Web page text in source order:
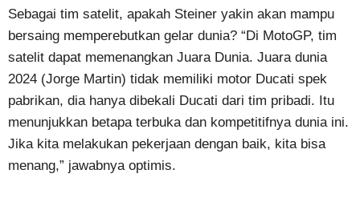
Sebagai tim satelit, apakah Steiner yakin akan mampu
bersaing memperebutkan gelar dunia? “Di MotoGP, tim
satelit dapat memenangkan Juara Dunia. Juara dunia
2024 (Jorge Martin) tidak memiliki motor Ducati spek
pabrikan, dia hanya dibekali Ducati dari tim pribadi. Itu
menunjukkan betapa terbuka dan kompetitifnya dunia ini.
Jika kita melakukan pekerjaan dengan baik, kita bisa
menang,” jawabnya optimis.